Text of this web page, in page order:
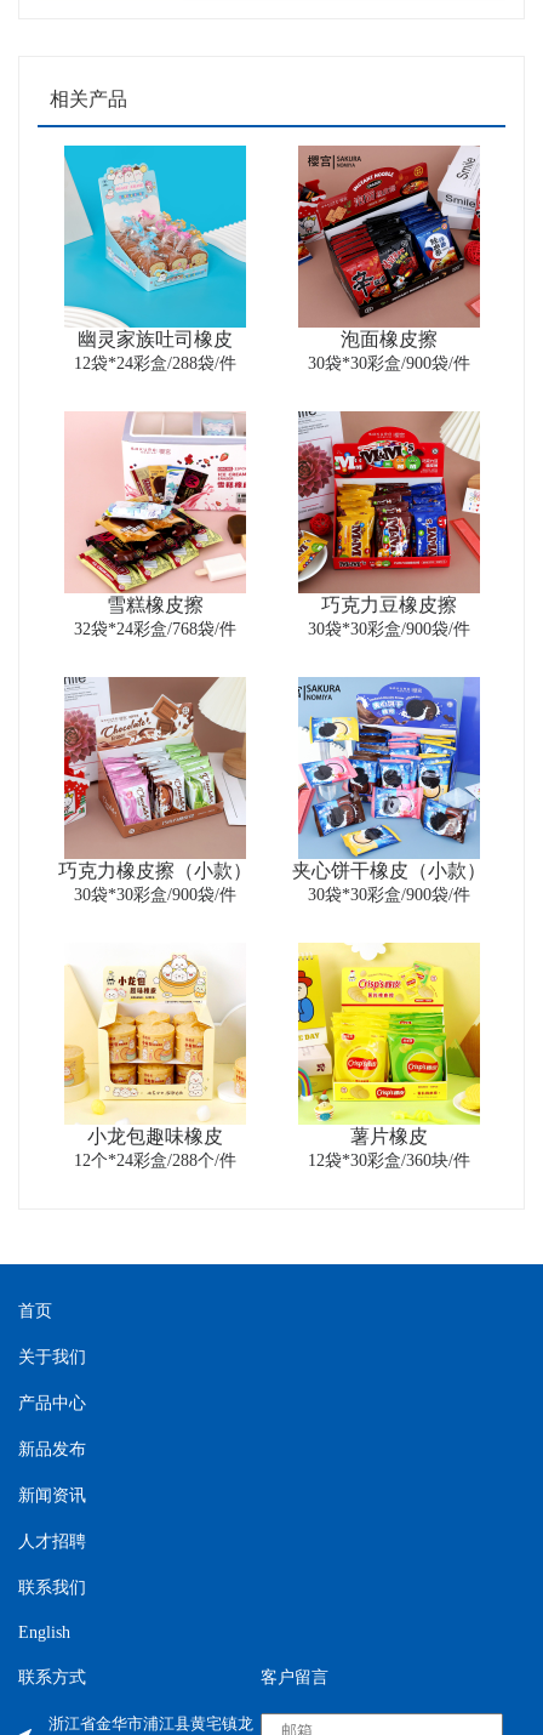
相关产品
幽灵家族吐司橡皮
12袋*24彩盒/288袋/件
泡面橡皮擦
30袋*30彩盒/900袋/件
雪糕橡皮擦
32袋*24彩盒/768袋/件
巧克力豆橡皮擦
30袋*30彩盒/900袋/件
巧克力橡皮擦（小款）
30袋*30彩盒/900袋/件
夹心饼干橡皮（小款）
30袋*30彩盒/900袋/件
小龙包趣味橡皮
12个*24彩盒/288个/件
薯片橡皮
12袋*30彩盒/360块/件
首页
关于我们
产品中心
新品发布
新闻资讯
人才招聘
联系我们
English
联系方式
浙江省金华市浦江县黄宅镇龙
客户留言